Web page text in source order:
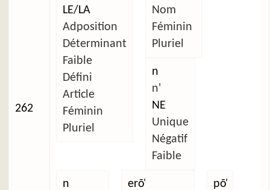
262
LE/LA
Adposition
Déterminant
Faible
Défini
Article
Féminin
Pluriel
Nom
Féminin
Pluriel
n
n'
NE
Unique
Négatif
Faible
n
erõ̜
põ̜